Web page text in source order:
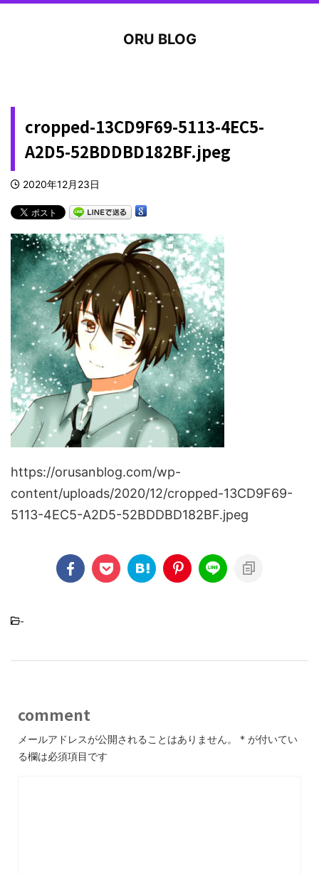
ORU BLOG
cropped-13CD9F69-5113-4EC5-
A2D5-52BDDBD182BF.jpeg
2020年12月23日
https://orusanblog.com/wp-
content/uploads/2020/12/cropped-13CD9F69-
5113-4EC5-A2D5-52BDDBD182BF.jpeg
-
comment
メールアドレスが公開されることはありません。 * が付いてい
る欄は必須項目です